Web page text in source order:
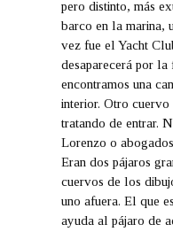
pero distinto, más
barco en la marina,
vez fue el Yacht
desaparecerá por la
encontramos una
interior. Otro
tratando de entrar.
Lorenzo o
Eran dos pájaros
cuervos de los
uno afuera. El que
ayuda al pájaro de